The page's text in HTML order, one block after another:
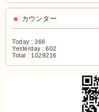
カウンター
Today :366
Yesterday :602
Total : 1029216